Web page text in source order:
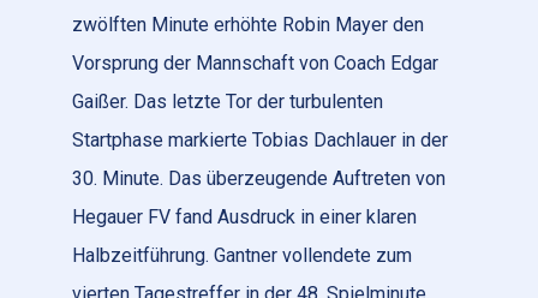
zwölften Minute erhöhte Robin Mayer den
Vorsprung der Mannschaft von Coach Edgar
Gaißer. Das letzte Tor der turbulenten
Startphase markierte Tobias Dachlauer in der
30. Minute. Das überzeugende Auftreten von
Hegauer FV fand Ausdruck in einer klaren
Halbzeitführung. Gantner vollendete zum